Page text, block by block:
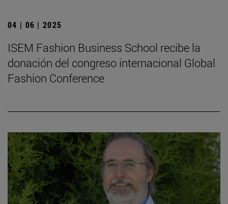
04 | 06 | 2025
ISEM Fashion Business School recibe la
donación del congreso internacional Global
Fashion Conference